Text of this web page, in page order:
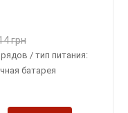
грн
/ тип питания:
батарея